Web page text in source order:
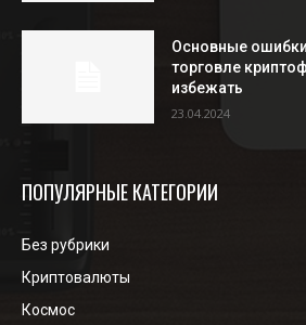
Основные
торговле
избежать
23.04.2024
ПОПУЛЯРНЫЕ КАТЕГОРИИ
Без рубрики
Криптовалюты
Космос